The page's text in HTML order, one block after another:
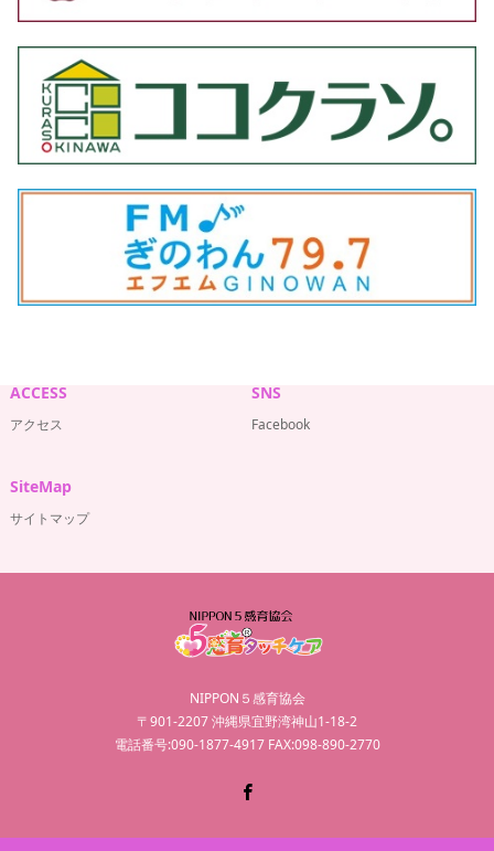
ACCESS
アクセス
SNS
Facebook
SiteMap
サイトマップ
NIPPON５感育協会
〒901-2207 沖縄県宜野湾神山1-18-2
電話番号:090-1877-4917 FAX:098-890-2770